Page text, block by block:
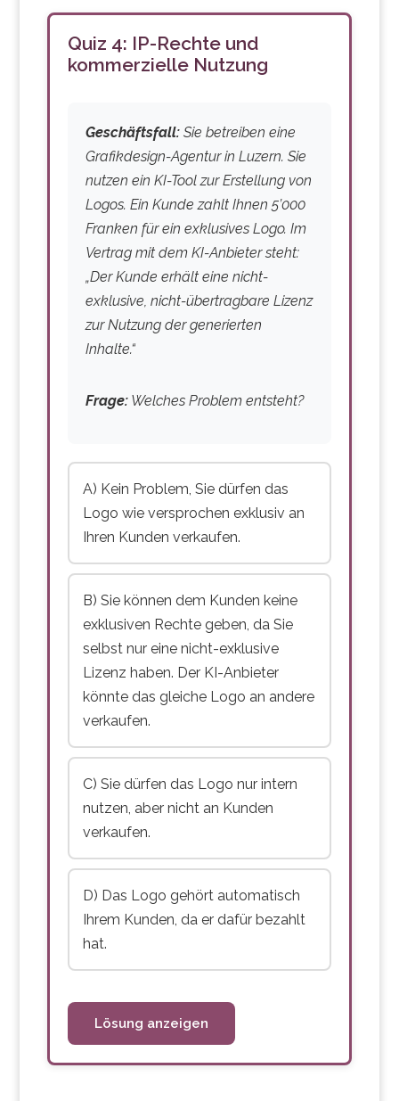
Problematische
Formulierungen:
„Der Anbieter behält sich alle Rechte
„Nicht-exklusive Lizenz“ – Der
Anbieter kann identische Inhalte an
andere verkaufen.
„Nur für internen Gebrauch“ – Sie
dürfen die Inhalte nicht an Kunden
weitergeben.
„Nicht übertragbar“ – Sie können die
Rechte nicht weiterverkaufen.
„Der Kunde erhält alle Rechte an den
„Keine Einschränkung der
kommerziellen Nutzung.“
„Der Anbieter verzichtet auf jegliche
Rechte an den Outputs.“
Quiz 4: IP-Rechte und
kommerzielle Nutzung
Geschäftsfall:Sie betreiben eine
Grafikdesign-Agentur in Luzern. Sie
nutzen ein KI-Tool zur Erstellung von
Logos. Ein Kunde zahlt Ihnen 5’000
Franken für ein exklusives Logo. Im
Vertrag mit dem KI-Anbieter steht:
„Der Kunde erhält eine nicht-
exklusive, nicht-übertragbare Lizenz
zur Nutzung der generierten
Inhalte.“
Frage:Welches Problem entsteht?
A) Kein Problem, Sie dürfen das
Logo wie versprochen exklusiv an
Ihren Kunden verkaufen.
B) Sie können dem Kunden keine
exklusiven Rechte geben, da Sie
selbst nur eine nicht-exklusive
Lizenz haben. Der KI-Anbieter
könnte das gleiche Logo an andere
verkaufen.
C) Sie dürfen das Logo nur intern
nutzen, aber nicht an Kunden
verkaufen.
D) Das Logo gehört automatisch
Ihrem Kunden, da er dafür bezahlt
hat.
Lösung anzeigen